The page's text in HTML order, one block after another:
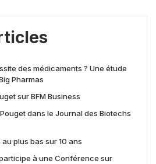
des médicaments ? Une étude
Pharmas
sur BFM Business
dans le Journal des Biotechs
plus bas sur 10 ans
à une Conférence sur